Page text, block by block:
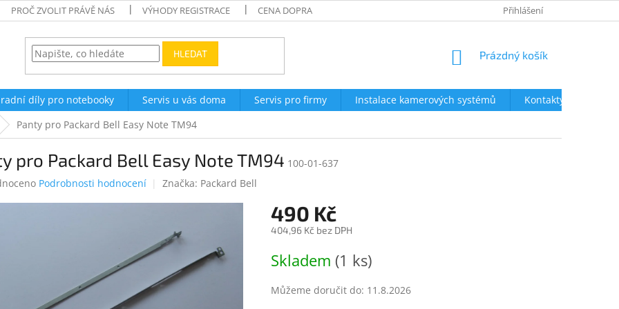
PROČ ZVOLIT PRÁVĚ NÁS VÝHODY REGISTRACE CENA DOPRAVY OBCHODNÍ PODMÍNKY
Přihlášení
HLEDAT
NÁKUPNÍ
Prázdný košík
díly pro notebooky Servis u vás doma Servis pro firmy Instalace kamerových systémů
Kontakty
Panty pro Packard Bell Easy Note TM94
pro Packard Bell Easy Note TM94 100-01-637
Podrobnosti hodnocení Značka: Packard Bell
490 Kč
404,96 Kč bez DPH
cena:
Skladem (1 ks)
Můžeme doručit do: 11.8.2026